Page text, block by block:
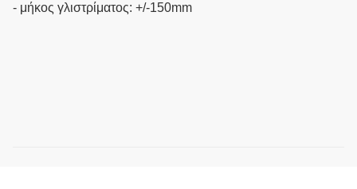
- μήκος γλιστρίματος: +/-150mm